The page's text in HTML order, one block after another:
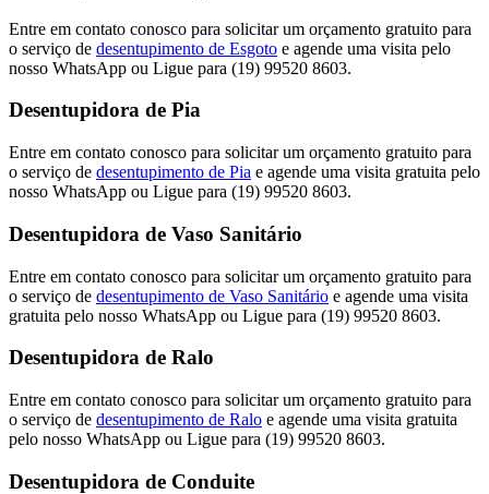
Entre em contato conosco para solicitar um orçamento gratuito para
o serviço de desentupimento de Esgoto e agende uma visita pelo
nosso WhatsApp ou Ligue para (19) 99520 8603.
Desentupidora de Pia
Entre em contato conosco para solicitar um orçamento gratuito para
o serviço de desentupimento de Pia e agende uma visita gratuita pelo
nosso WhatsApp ou Ligue para (19) 99520 8603.
Desentupidora de Vaso Sanitário
Entre em contato conosco para solicitar um orçamento gratuito para
o serviço de desentupimento de Vaso Sanitário e agende uma visita
gratuita pelo nosso WhatsApp ou Ligue para (19) 99520 8603.
Desentupidora de Ralo
Entre em contato conosco para solicitar um orçamento gratuito para
o serviço de desentupimento de Ralo e agende uma visita gratuita
pelo nosso WhatsApp ou Ligue para (19) 99520 8603.
Desentupidora de Conduite